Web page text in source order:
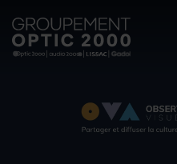
-